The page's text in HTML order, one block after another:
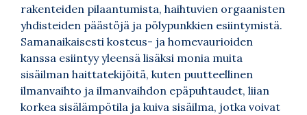
rakenteiden pilaantumista, haihtuvien orgaanisten
yhdisteiden päästöjä ja pölypunkkien esiintymistä.
Samanaikaisesti kosteus- ja homevaurioiden
kanssa esiintyy yleensä lisäksi monia muita
sisäilman haittatekijöitä, kuten puutteellinen
ilmanvaihto ja ilmanvaihdon epäpuhtaudet, liian
korkea sisälämpötila ja kuiva sisäilma, jotka voivat